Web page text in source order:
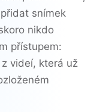
snímek
nikdo
přístupem:
videí, která už